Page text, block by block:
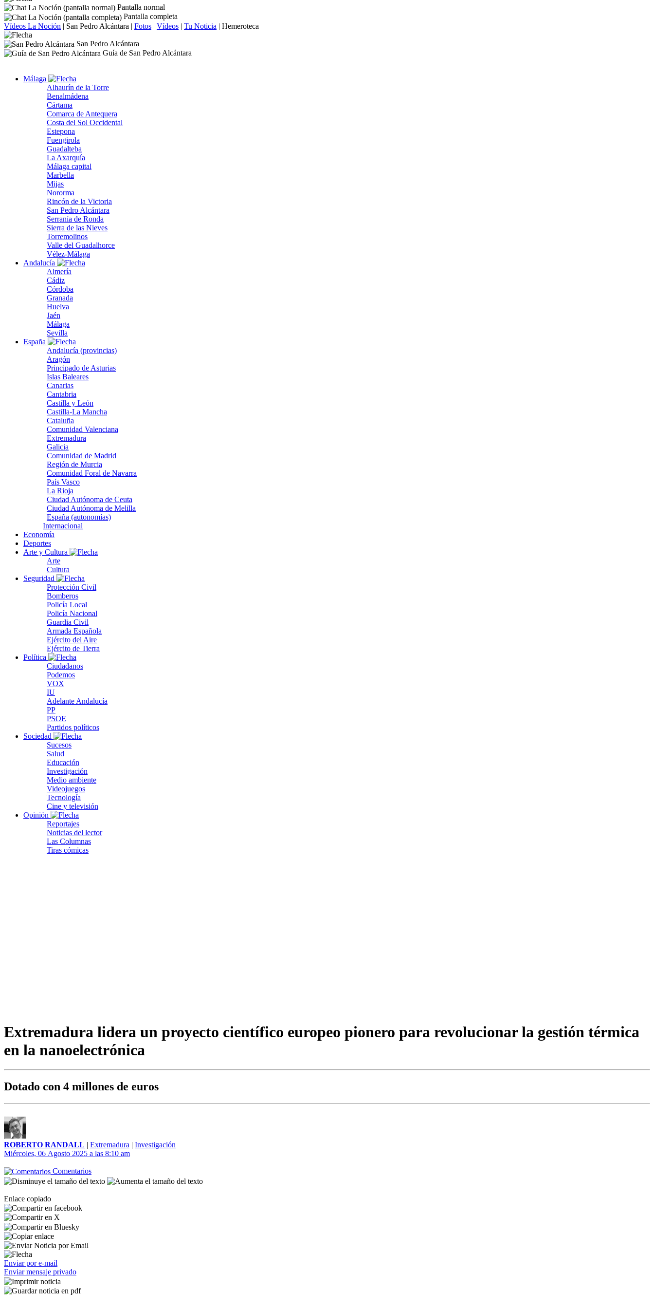
Pantalla normal
Pantalla completa
Vídeos La Noción | San Pedro Alcántara | Fotos | Vídeos | Tu Noticia | Hemeroteca
San Pedro Alcántara
Guía de San Pedro Alcántara
Málaga
Alhaurín de la Torre
Benalmádena
Cártama
Comarca de Antequera
Costa del Sol Occidental
Estepona
Fuengirola
Guadalteba
La Axarquía
Málaga capital
Marbella
Mijas
Nororma
Rincón de la Victoria
San Pedro Alcántara
Serranía de Ronda
Sierra de las Nieves
Torremolinos
Valle del Guadalhorce
Vélez-Málaga
Andalucía
Almería
Cádiz
Córdoba
Granada
Huelva
Jaén
Málaga
Sevilla
España
Andalucía (provincias)
Aragón
Principado de Asturias
Islas Baleares
Canarias
Cantabria
Castilla y León
Castilla-La Mancha
Cataluña
Comunidad Valenciana
Extremadura
Galicia
Comunidad de Madrid
Región de Murcia
Comunidad Foral de Navarra
País Vasco
La Rioja
Ciudad Autónoma de Ceuta
Ciudad Autónoma de Melilla
España (autonomías)
Internacional
Economía
Deportes
Arte y Cultura
Arte
Cultura
Seguridad
Protección Civil
Bomberos
Policía Local
Policía Nacional
Guardia Civil
Armada Española
Ejército del Aire
Ejército de Tierra
Política
Ciudadanos
Podemos
VOX
IU
Adelante Andalucía
PP
PSOE
Partidos políticos
Sociedad
Sucesos
Salud
Educación
Investigación
Medio ambiente
Videojuegos
Tecnología
Cine y televisión
Opinión
Reportajes
Noticias del lector
Las Columnas
Tiras cómicas
Extremadura lidera un proyecto científico europeo pionero para revolucionar la gestión térmica
en la nanoelectrónica
Dotado con 4 millones de euros
ROBERTO RANDALL | Extremadura | Investigación
Miércoles, 06 Agosto 2025 a las 8:10 am
Comentarios
Enlace copiado
Enviar por e-mail
Enviar mensaje privado